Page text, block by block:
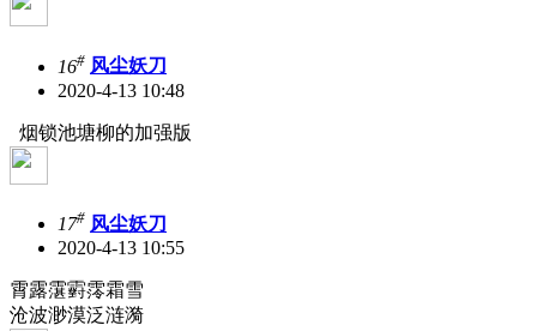
16# 风尘妖刀
2020-4-13 10:48
烟锁池塘柳的加强版
17# 风尘妖刀
2020-4-13 10:55
霄露霮䨴霗霜雪
沧波渺漠泛涟漪